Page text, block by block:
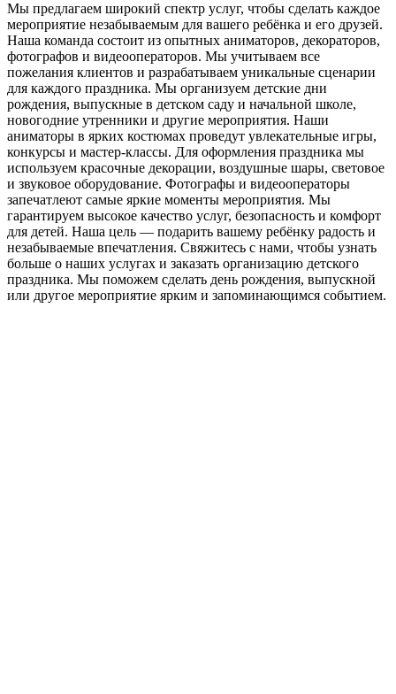
Мы предлагаем широкий спектр услуг, чтобы сделать каждое
мероприятие незабываемым для вашего ребёнка и его друзей.
Наша команда состоит из опытных аниматоров, декораторов,
фотографов и видеооператоров. Мы учитываем все
пожелания клиентов и разрабатываем уникальные сценарии
для каждого праздника. Мы организуем детские дни
рождения, выпускные в детском саду и начальной школе,
новогодние утренники и другие мероприятия. Наши
аниматоры в ярких костюмах проведут увлекательные игры,
конкурсы и мастер-классы. Для оформления праздника мы
используем красочные декорации, воздушные шары, световое
и звуковое оборудование. Фотографы и видеооператоры
запечатлеют самые яркие моменты мероприятия. Мы
гарантируем высокое качество услуг, безопасность и комфорт
для детей. Наша цель — подарить вашему ребёнку радость и
незабываемые впечатления. Свяжитесь с нами, чтобы узнать
больше о наших услугах и заказать организацию детского
праздника. Мы поможем сделать день рождения, выпускной
или другое мероприятие ярким и запоминающимся событием.